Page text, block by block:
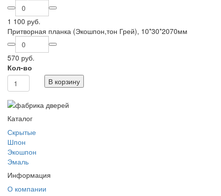
1 100 руб.
Притворная планка (Экошпон,тон Грей), 10*30*2070мм
570 руб.
Кол-во
В корзину
Каталог
Скрытые
Шпон
Экошпон
Эмаль
Информация
О компании